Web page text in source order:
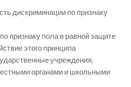
дискриминации по признаку
признаку пола в равной защите
этого принципа
учреждения,
органами и школьными